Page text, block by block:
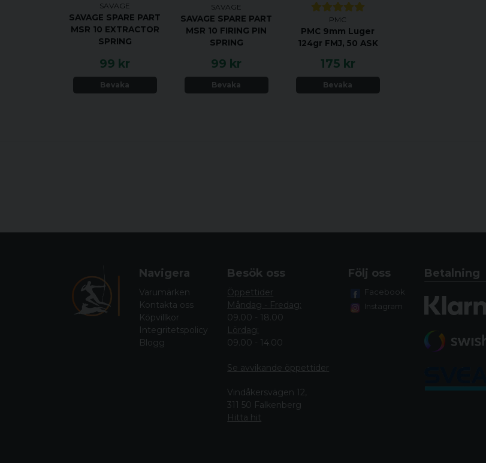
SAVAGE
SAVAGE SPARE PART
MSR 10 EXTRACTOR
SPRING
99 kr
Bevaka
SAVAGE
SAVAGE SPARE PART
MSR 10 FIRING PIN
SPRING
99 kr
Bevaka
PMC
PMC 9mm Luger
124gr FMJ, 50 ASK
175 kr
Bevaka
Navigera
Varumärken
Kontakta oss
Köpvillkor
Integritetspolicy
Blogg
Besök oss
Öppettider
Måndag - Fredag:
09.00 - 18.00
Lördag:
09.00 - 14.00
Se avvikande öppettider
Vindåkersvägen 12,
311 50 Falkenberg
Hitta hit
Följ oss
Facebook
Instagram
Betalning